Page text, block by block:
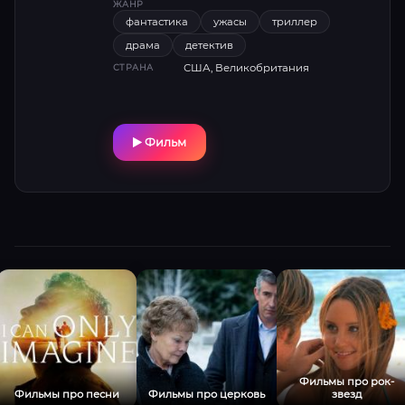
ЖАНР
фантастика ужасы
триллер
драма
детектив
СТРАНА США, Великобритания
Фильм
Фильмы про песни Фильмы про церковь
Фильмы про рок-
звезд